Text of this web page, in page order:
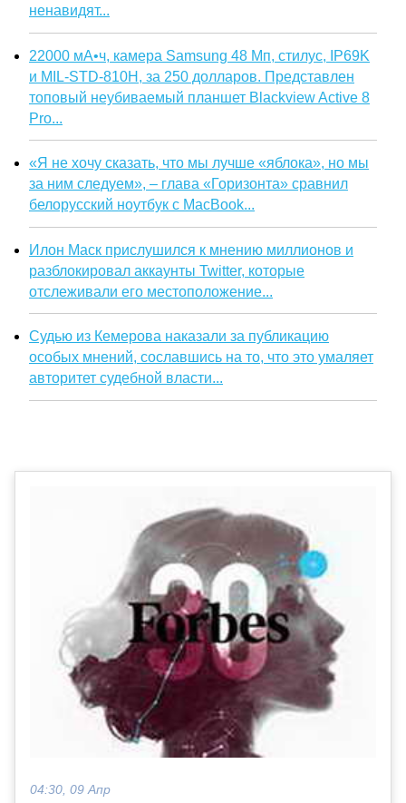
ненавидят...
22000 мА•ч, камера Samsung 48 Мп, стилус, IP69K
и MIL-STD-810H, за 250 долларов. Представлен
топовый неубиваемый планшет Blackview Active 8
Pro...
«Я не хочу сказать, что мы лучше «яблока», но мы
за ним следуем», – глава «Горизонта» сравнил
белорусский ноутбук с MacBook...
Илон Маск прислушился к мнению миллионов и
разблокировал аккаунты Twitter, которые
отслеживали его местоположение...
Судью из Кемерова наказали за публикацию
особых мнений, сославшись на то, что это умаляет
авторитет судебной власти...
04:30, 09 Апр